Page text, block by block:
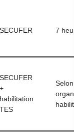
SECUFER 7
SECUFER
+
habilitation
TES
Selon